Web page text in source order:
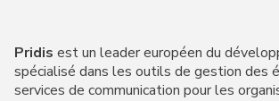
Pridis est un leader européen du
spécialisé dans les outils de gestion des
services de communication pour les